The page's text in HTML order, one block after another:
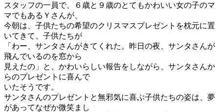
スタッフの一員で、６歳と９歳のとてもかわいい女の子のマ
マでもあるＹさんが、
今朝は、子供たちの希望のクリスマスプレゼントを枕元に置
いてきて、子供たちが
「わー、サンタさんがきてくれた。昨日の夜、サンタさんが
飛んでいるのを窓から
見えたの」と、かわいらしい報告をしながら、サンタさんか
らのプレゼントに喜んで
いたそうです。
サンタさんのプレゼントと無邪気に喜ぶ子供たちの姿は、夢
があってなぜか微笑まし